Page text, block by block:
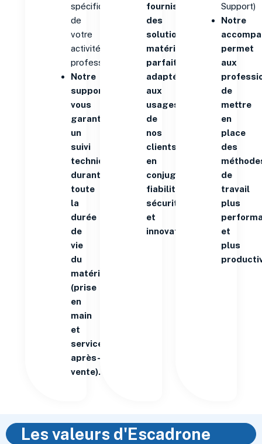
spécifiques
de
votre
activité
professionnelle.
Notre
support
vous
garantit
un
suivi
technique
durant
toute
la
durée
de
vie
du
matériel
(prise
en
main
et
service
après-
vente).
fournissons
des
solutions
matériels
parfaitement
adaptées
aux
usages
de
nos
clients
en
conjuguant
fiabilité,
sécurité
et
innovation.
Support)
Notre
permet
aux
de
mettre
en
place
des
de
travail
plus
et
plus
Les valeurs d'Escadrone